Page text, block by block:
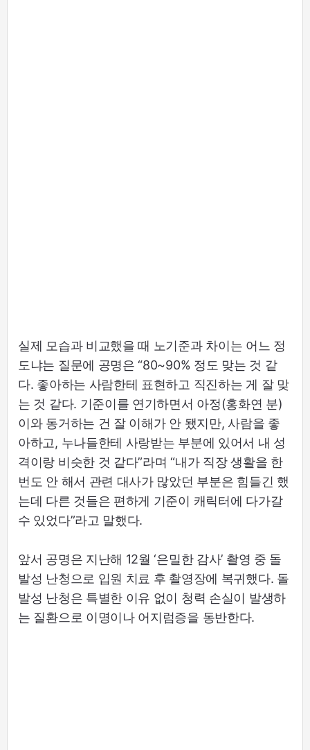
실제 모습과 비교했을 때 노기준과 차이는 어느 정
도냐는 질문에 공명은 “80~90% 정도 맞는 것 같
다. 좋아하는 사람한테 표현하고 직진하는 게 잘 맞
는 것 같다. 기준이를 연기하면서 아정(홍화연 분)
이와 동거하는 건 잘 이해가 안 됐지만, 사람을 좋
아하고, 누나들한테 사랑받는 부분에 있어서 내 성
격이랑 비슷한 것 같다”라며 “내가 직장 생활을 한
번도 안 해서 관련 대사가 많았던 부분은 힘들긴 했
는데 다른 것들은 편하게 기준이 캐릭터에 다가갈
수 있었다”라고 말했다.
앞서 공명은 지난해 12월 ‘은밀한 감사’ 촬영 중 돌
발성 난청으로 입원 치료 후 촬영장에 복귀했다. 돌
발성 난청은 특별한 이유 없이 청력 손실이 발생하
는 질환으로 이명이나 어지럼증을 동반한다.